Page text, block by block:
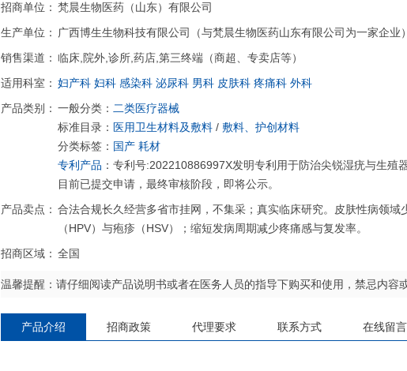
招商单位： 梵晨生物医药（山东）有限公司
生产单位：
广西博生生物科技有限公司（与梵晨生物医药山东有限公司为一家企业）
销售渠道： 临床,院外,诊所,药店,第三终端（商超、专卖店等）
适用科室： 妇产科 妇科 感染科 泌尿科 男科 皮肤科 疼痛科 外科
产品类别： 一般分类： 二类医疗器械
标准目录： 医用卫生材料及敷料 / 敷料、护创材料
分类标签： 国产 耗材
专利产品 ：专利号:202210886997X发明专利用于防治尖锐湿疣与生殖
目前已提交申请，最终审核阶段，即将公示。
产品卖点： 合法合规长久经营多省市挂网，不集采；真实临床研究。皮肤性病领
（HPV）与疱疹（HSV）；缩短发病周期减少疼痛感与复发率。
招商区域： 全国
温馨提醒：请仔细阅读产品说明书或者在医务人员的指导下购买和使用，禁忌内容
产品介绍 招商政策 代理要求 联系方式 在线留言